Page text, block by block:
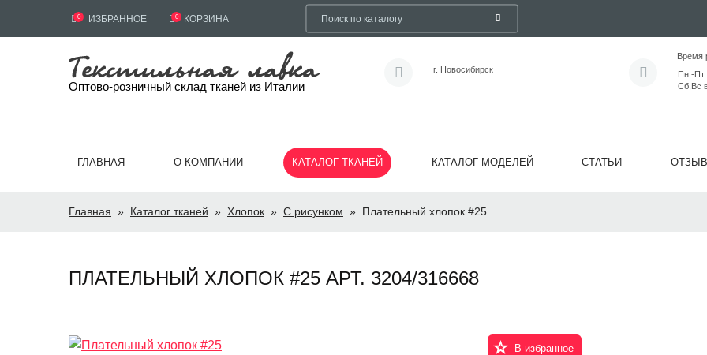
0 ИЗБРАННОЕ 0 КОРЗИНА
Оптово-розничный склад тканей из Италии
г. Новосибирск
Время
Пн.-
Сб,Вс
ГЛАВНАЯ О КОМПАНИИ КАТАЛОГ ТКАНЕЙ КАТАЛОГ МОДЕЛЕЙ СТАТЬИ
Главная » Каталог тканей » Хлопок » С рисунком » Плательный хлопок #25
ПЛАТЕЛЬНЫЙ ХЛОПОК #25 АРТ. 3204/316668
В избранное